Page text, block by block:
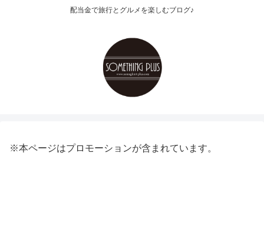
配当金で旅行とグルメを楽しむブログ♪
※本ページはプロモーションが含まれています。